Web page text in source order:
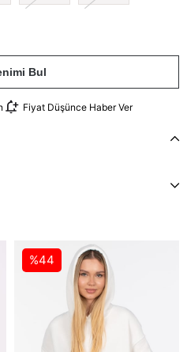
Bul
Fiyat Düşünce Haber Ver
%44